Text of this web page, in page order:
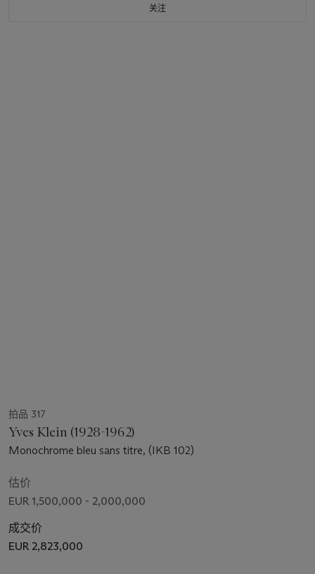
关注
拍品 317
Yves Klein (1928-1962)
Monochrome bleu sans titre, (IKB 102)
估价
EUR 1,500,000 - 2,000,000
成交价
EUR 2,823,000